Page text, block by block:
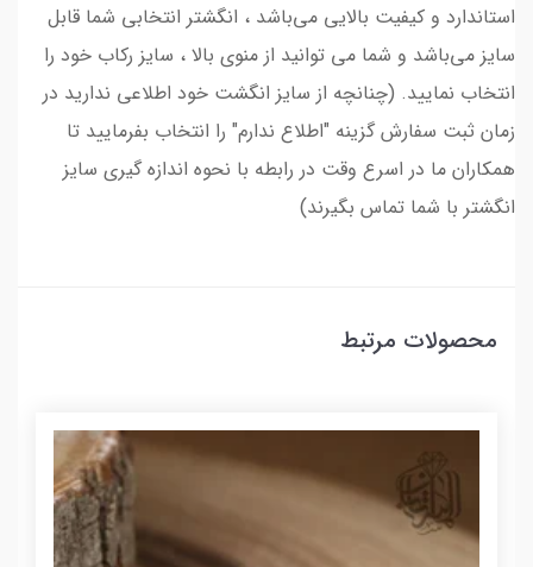
استاندارد و کیفیت بالایی می‌باشد ، انگشتر انتخابی شما قابل
سایز می‌باشد و شما می‌ توانید از منوی بالا ، سایز رکاب خود را
انتخاب نمایید. (چنانچه از سایز انگشت خود اطلاعی ندارید در
زمان ثبت سفارش گزینه "اطلاع ندارم" را انتخاب بفرمایید تا
همکاران ما در اسرع وقت در رابطه با نحوه اندازه گیری سایز
انگشتر با شما تماس بگیرند)
محصولات مرتبط